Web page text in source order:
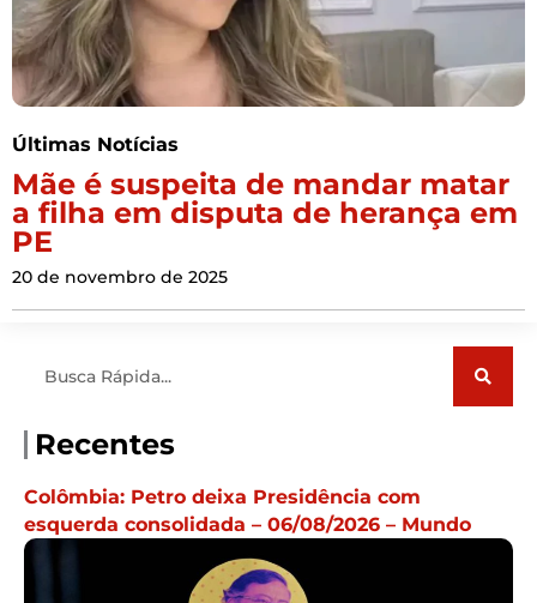
Últimas Notícias
Mãe é suspeita de mandar matar
a filha em disputa de herança em
PE
20 de novembro de 2025
Recentes
Colômbia: Petro deixa Presidência com
esquerda consolidada – 06/08/2026 – Mundo